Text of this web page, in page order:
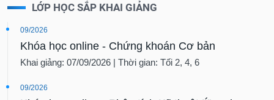
LỚP HỌC SẮP KHAI GIẢNG
09/2026
Khóa học online - Chứng khoán Cơ bản
Khai giảng: 07/09/2026 | Thời gian: Tối 2, 4, 6
09/2026